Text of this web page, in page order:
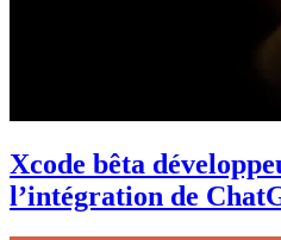
Xcode bêta
l’intégration de